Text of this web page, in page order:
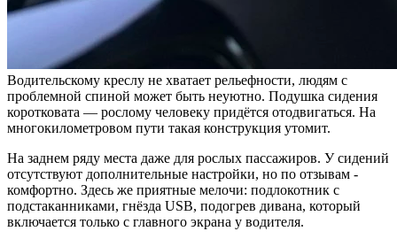
Водительскому креслу не хватает рельефности, людям с
проблемной спиной может быть неуютно. Подушка сидения
коротковата — рослому человеку придётся отодвигаться. На
многокилометровом пути такая конструкция утомит.
На заднем ряду места даже для рослых пассажиров. У сидений
отсутствуют дополнительные настройки, но по отзывам -
комфортно. Здесь же приятные мелочи: подлокотник с
подстаканниками, гнёзда USB, подогрев дивана, который
включается только с главного экрана у водителя.